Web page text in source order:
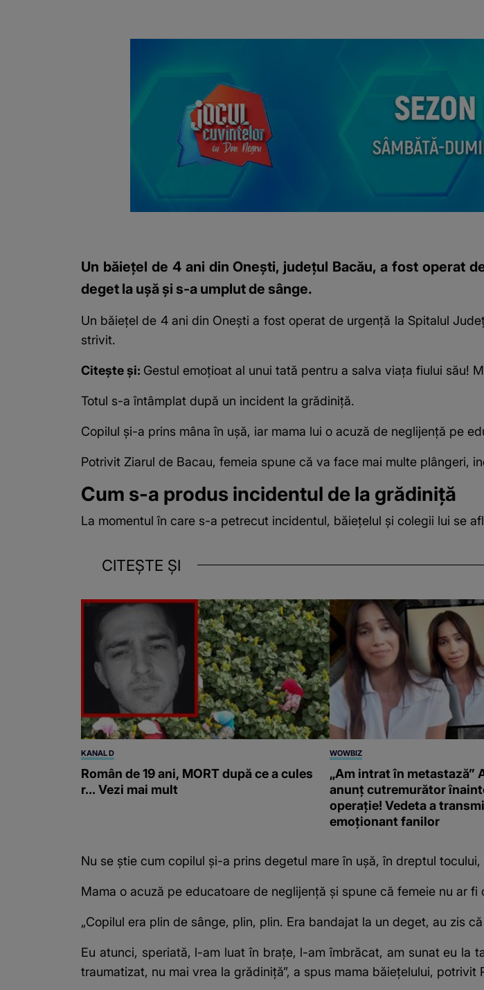
Un băiețel de 4 ani din Onești, județul Bacău, a fost operat
deget la ușă și s-a umplut de sânge.
Un băiețel de 4 ani din Onești a fost operat de urgență la Spitalul
strivit.
Citește și: Gestul emoțioat al unui tată pentru a salva viața fiului său!
Totul s-a întâmplat după un incident la grădiniță.
Copilul și-a prins mâna în ușă, iar mama lui o acuză de neglijență pe
Potrivit Ziarul de Bacau, femeia spune că va face mai multe plângeri,
Cum s-a produs incidentul de la grădiniță
La momentul în care s-a petrecut incidentul, băiețelul și colegii lui se
CITEȘTE ȘI
KANAL D
Român de 19 ani, MORT după ce a cules
r... Vezi mai mult
WOWBIZ
„Am intrat în metastază”
anunț cutremurător
operație! Vedeta a
emoționant fanilor
Nu se știe cum copilul și-a prins degetul mare în ușă, în dreptul
Mama o acuză pe educatoare de neglijență și spune că femeie nu ar
„Copilul era plin de sânge, plin, plin. Era bandajat la un deget, au zis
Eu atunci, speriată, l-am luat în brațe, l-am îmbrăcat, am sunat eu la
traumatizat, nu mai vrea la grădiniță”, a spus mama băiețelului, potrivit